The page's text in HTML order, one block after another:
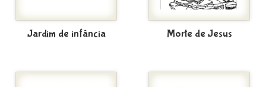
Jardim de infância Morte de Jesus